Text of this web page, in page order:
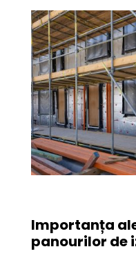
Importanța
panourilor de